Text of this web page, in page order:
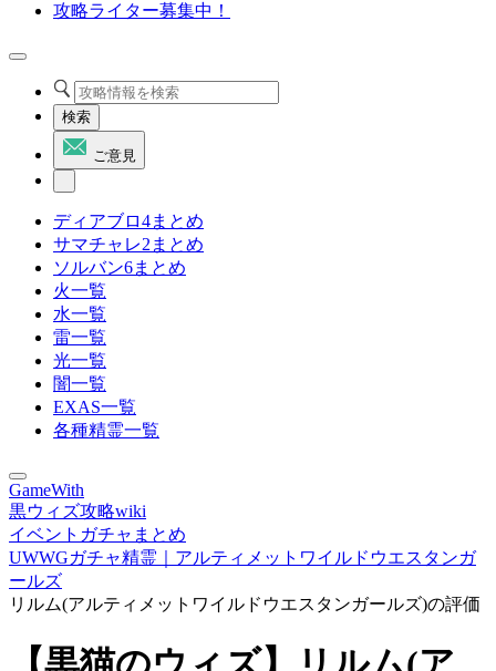
攻略ライター募集中！
検索
ご意見
ディアブロ4まとめ
サマチャレ2まとめ
ソルバン6まとめ
火一覧
水一覧
雷一覧
光一覧
闇一覧
EXAS一覧
各種精霊一覧
GameWith
黒ウィズ攻略wiki
イベントガチャまとめ
UWWGガチャ精霊｜アルティメットワイルドウエスタンガ
ールズ
リルム(アルティメットワイルドウエスタンガールズ)の評価